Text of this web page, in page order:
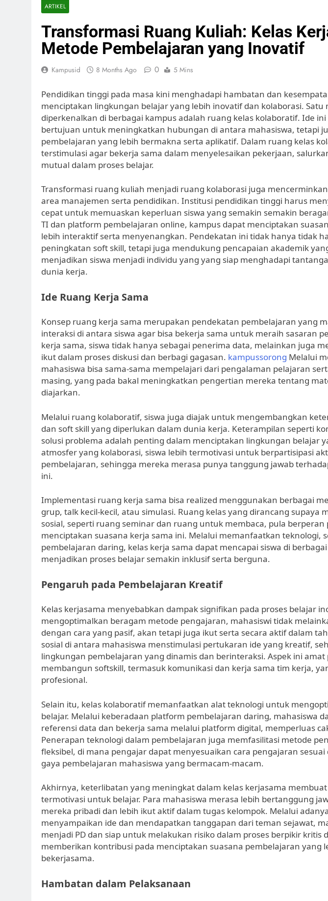
ARTIKEL
Transformasi Ruang Kuliah: Kelas
Metode Pembelajaran yang Inovatif
Kampusid 8 Months Ago 0 5 Mins
Pendidikan tinggi pada masa kini menghadapi hambatan dan
menciptakan lingkungan belajar yang lebih inovatif dan kolaborasi. Satu
diperkenalkan di berbagai kampus adalah ruang kelas kolaboratif. Ide
bertujuan untuk meningkatkan hubungan di antara mahasiswa, tetapi
pembelajaran yang lebih bermakna serta aplikatif. Dalam ruang kelas
terstimulasi agar bekerja sama dalam menyelesaikan pekerjaan,
mutual dalam proses belajar.
Transformasi ruang kuliah menjadi ruang kolaborasi juga
area manajemen serta pendidikan. Institusi pendidikan tinggi harus
cepat untuk memuaskan keperluan siswa yang semakin semakin
TI dan platform pembelajaran online, kampus dapat menciptakan
lebih interaktif serta menyenangkan. Pendekatan ini tidak hanya tidak
peningkatan soft skill, tetapi juga mendukung pencapaian akademik
menjadikan siswa menjadi individu yang yang siap menghadapi
dunia kerja.
Ide Ruang Kerja Sama
Konsep ruang kerja sama merupakan pendekatan pembelajaran yang
interaksi di antara siswa agar bisa bekerja sama untuk meraih sasaran
kerja sama, siswa tidak hanya sebagai penerima data, melainkan juga
ikut dalam proses diskusi dan berbagi gagasan. kampussorong Melalui
mahasiswa bisa sama-sama mempelajari dari pengalaman pelajaran
masing, yang pada bakal meningkatkan pengertian mereka tentang
diajarkan.
Melalui ruang kolaboratif, siswa juga diajak untuk mengembangkan
dan soft skill yang diperlukan dalam dunia kerja. Keterampilan seperti
solusi problema adalah penting dalam menciptakan lingkungan belajar
atmosfer yang kolaborasi, siswa lebih termotivasi untuk berpartisipasi
pembelajaran, sehingga mereka merasa punya tanggung jawab
ini.
Implementasi ruang kerja sama bisa realized menggunakan berbagai
grup, talk kecil-kecil, atau simulasi. Ruang kelas yang dirancang supaya
sosial, seperti ruang seminar dan ruang untuk membaca, pula berperan
menciptakan suasana kerja sama ini. Melalui memanfaatkan teknologi,
pembelajaran daring, kelas kerja sama dapat mencapai siswa di
menjadikan proses belajar semakin inklusif serta berguna.
Pengaruh pada Pembelajaran Kreatif
Kelas kerjasama menyebabkan dampak signifikan pada proses belajar
mengoptimalkan beragam metode pengajaran, mahasiswi tidak
dengan cara yang pasif, akan tetapi juga ikut serta secara aktif dalam
sosial di antara mahasiswa menstimulasi pertukaran ide yang kreatif,
lingkungan pembelajaran yang dinamis dan berinteraksi. Aspek ini
membangun softskill, termasuk komunikasi dan kerja sama tim kerja,
profesional.
Selain itu, kelas kolaboratif memanfaatkan alat teknologi untuk
belajar. Melalui keberadaan platform pembelajaran daring, mahasiswa
referensi data dan bekerja sama melalui platform digital, memperluas
Penerapan teknologi dalam pembelajaran juga memfasilitasi metode
fleksibel, di mana pengajar dapat menyesuaikan cara pengajaran
gaya pembelajaran mahasiswa yang bermacam-macam.
Akhirnya, keterlibatan yang meningkat dalam kelas kerjasama
termotivasi untuk belajar. Para mahasiswa merasa lebih bertanggung
mereka pribadi dan lebih ikut aktif dalam tugas kelompok. Melalui
menyampaikan ide dan mendapatkan tanggapan dari teman sejawat,
menjadi PD dan siap untuk melakukan risiko dalam proses berpikir kritis
memberikan kontribusi pada menciptakan suasana pembelajaran yang
bekerjasama.
Hambatan dalam Pelaksanaan